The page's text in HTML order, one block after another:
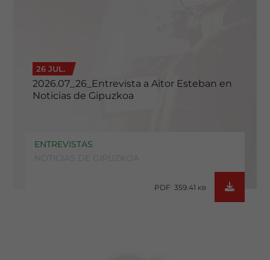
26 JUL.
2026.07_26_Entrevista a Aitor Esteban en
Noticias de Gipuzkoa
ENTREVISTAS
PDF 359.41 KB